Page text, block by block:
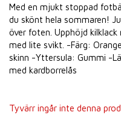
Med en mjukt stoppad
du skönt hela sommaren!
över foten. Upphöjd kilklack
med lite svikt. -Färg:
skinn -Yttersula: Gummi -
med kardborrelås
Tyvärr ingår inte denna